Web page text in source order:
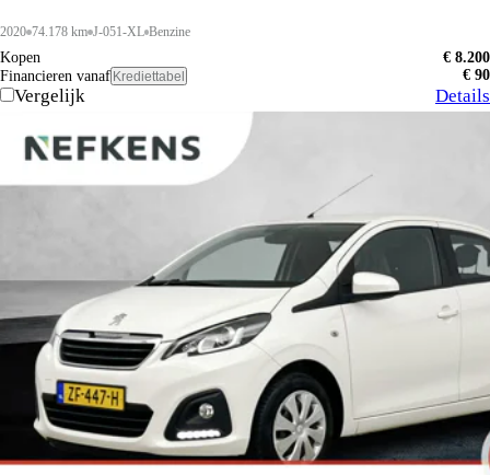
2020 74.178 km J-051-XL Benzine
Kopen
€ 8.200
Financieren vanaf Krediettabel € 90
Vergelijk Details